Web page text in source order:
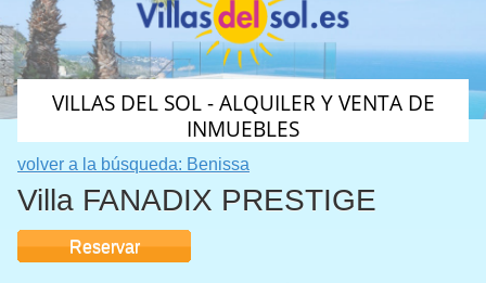
VILLAS DEL SOL - ALQUILER Y VENTA DE
INMUEBLES
volver a la búsqueda: Benissa
Villa FANADIX PRESTIGE
Reservar